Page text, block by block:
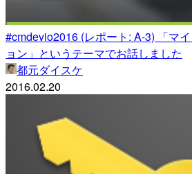
#cmdevio2016 (レポート: A-3) 「マ
ョン」というテーマでお話しました
都元ダイスケ
2016.02.20